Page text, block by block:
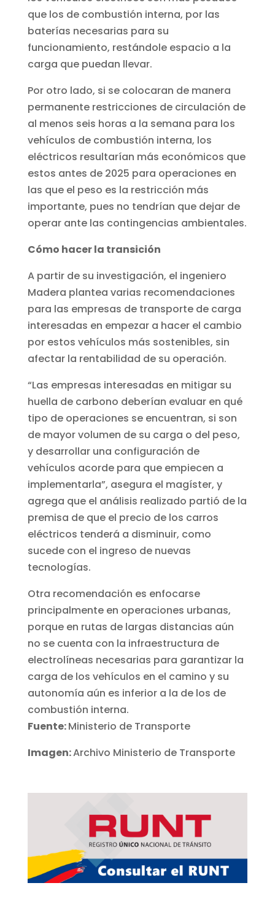
que los de combustión interna, por las
baterías necesarias para su
funcionamiento, restándole espacio a la
carga que puedan llevar.
Por otro lado, si se colocaran de manera
permanente restricciones de circulación de
al menos seis horas a la semana para los
vehículos de combustión interna, los
eléctricos resultarían más económicos que
estos antes de 2025 para operaciones en
las que el peso es la restricción más
importante, pues no tendrían que dejar de
operar ante las contingencias ambientales.
Cómo hacer la transición
A partir de su investigación, el ingeniero
Madera plantea varias recomendaciones
para las empresas de transporte de carga
interesadas en empezar a hacer el cambio
por estos vehículos más sostenibles, sin
afectar la rentabilidad de su operación.
“Las empresas interesadas en mitigar su
huella de carbono deberían evaluar en qué
tipo de operaciones se encuentran, si son
de mayor volumen de su carga o del peso,
y desarrollar una configuración de
vehículos acorde para que empiecen a
implementarla”, asegura el magíster, y
agrega que el análisis realizado partió de la
premisa de que el precio de los carros
eléctricos tenderá a disminuir, como
sucede con el ingreso de nuevas
tecnologías.
Otra recomendación es enfocarse
principalmente en operaciones urbanas,
porque en rutas de largas distancias aún
no se cuenta con la infraestructura de
electrolíneas necesarias para garantizar la
carga de los vehículos en el camino y su
autonomía aún es inferior a la de los de
combustión interna.
Fuente:Ministerio de Transporte
Imagen:Archivo Ministerio de Transporte